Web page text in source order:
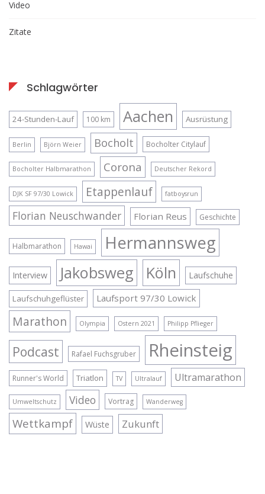
Video
Zitate
Schlagwörter
24-Stunden-Lauf 100 km Aachen Ausrüstung
Berlin Björn Weier Bocholt Bocholter Citylauf
Bocholter Halbmarathon Corona Deutscher Rekord
DJK SF 97/30 Lowick Etappenlauf fatboysrun
Florian Neuschwander Florian Reus Geschichte
Halbmarathon Hawai Hermannsweg
Interview Jakobsweg Köln Laufschuhe
Laufschuhgeflüster Laufsport 97/30 Lowick
Marathon Olympia Ostern 2021 Philipp Pflieger
Podcast Rafael Fuchsgruber Rheinsteig
Runner's World Triatlon TV Ultralauf Ultramarathon
Umweltschutz Video Vortrag Wanderweg
Wettkampf Wüste Zukunft